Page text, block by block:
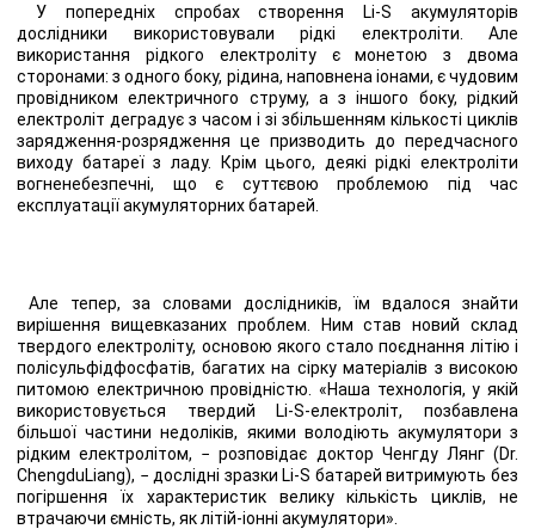
У попередніх спробах створення Li-S акумуляторів
дослідники використовували рідкі електроліти. Але
використання рідкого електроліту є монетою з двома
сторонами: з одного боку, рідина, наповнена іонами, є чудовим
провідником електричного струму, а з іншого боку, рідкий
електроліт деградує з часом і зі збільшенням кількості циклів
зарядження-розрядження це призводить до передчасного
виходу батареї з ладу. Крім цього, деякі рідкі електроліти
вогненебезпечні, що є суттєвою проблемою під час
експлуатації акумуляторних батарей.
Але тепер, за словами дослідників, їм вдалося знайти
вирішення вищевказаних проблем. Ним став новий склад
твердого електроліту, основою якого стало поєднання літію і
полісульфідфосфатів, багатих на сірку матеріалів з високою
питомою електричною провідністю. «Наша технологія, у якій
використовується твердий Li-S-електроліт, позбавлена
більшої частини недоліків, якими володіють акумулятори з
рідким електролітом, − розповідає доктор Ченгду Лянг (Dr.
ChengduLiang), − дослідні зразки Li-S батарей витримують без
погіршення їх характеристик велику кількість циклів, не
втрачаючи ємність, як літій-іонні акумулятори».